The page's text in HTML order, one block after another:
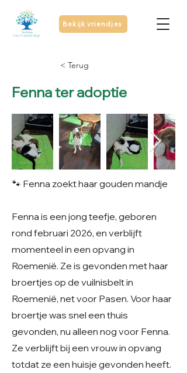
Bekijk vriendjes
< Terug
Fenna ter adoptie
🐾 Fenna zoekt haar gouden mandje
Fenna is een jong teefje, geboren
rond februari 2026, en verblijft
momenteel in een opvang in
Roemenië. Ze is gevonden met haar
broertjes op de vuilnisbelt in
Roemenië, net voor Pasen. Voor haar
broertje was snel een thuis
gevonden, nu alleen nog voor Fenna.
Ze verblijft bij een vrouw in opvang
totdat ze een huisje gevonden heeft.